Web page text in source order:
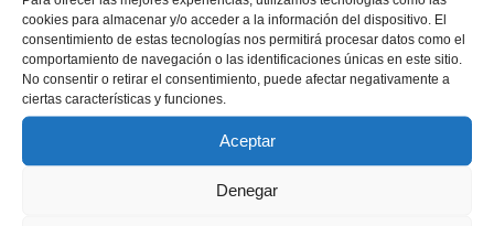
cookies para almacenar y/o acceder a la información del dispositivo. El
consentimiento de estas tecnologías nos permitirá procesar datos como el
comportamiento de navegación o las identificaciones únicas en este sitio.
No consentir o retirar el consentimiento, puede afectar negativamente a
ciertas características y funciones.
Aceptar
Denegar
Tricornio Sombrero de Guardia Civil –
Accesorio de Disfraz en PVC Negro
4,95€